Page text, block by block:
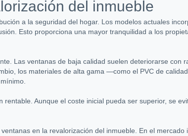
del inmueble
a la seguridad del hogar. Los modelos actuales
Esto proporciona una mayor tranquilidad a los
Las ventanas de baja calidad suelen deteriorarse con
los materiales de alta gama —como el PVC de
Aunque el coste inicial pueda ser superior, se
en la revalorización del inmueble. En el